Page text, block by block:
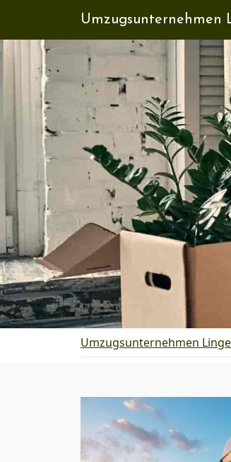
Umzugsunternehmen
Umzugsunternehmen